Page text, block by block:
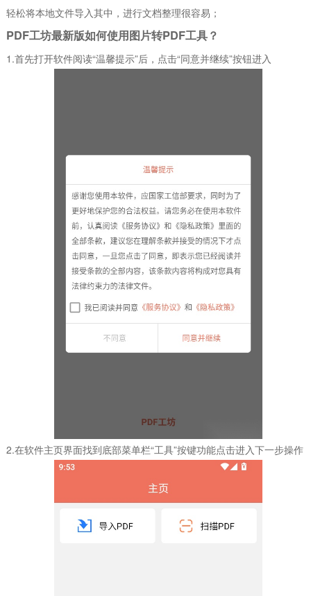
轻松将本地文件导入其中，进行文档整理很容易；
PDF工坊最新版如何使用图片转PDF工具？
1.首先打开软件阅读“温馨提示”后，点击“同意并继续”按钮进入
2.在软件主页界面找到底部菜单栏“工具”按键功能点击进入下一步操作